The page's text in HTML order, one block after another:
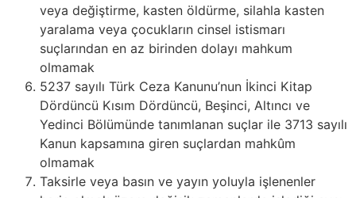
veya değiştirme, kasten öldürme, silahla kasten
yaralama veya çocukların cinsel istismarı
suçlarından en az birinden dolayı mahkum
olmamak
5237 sayılı Türk Ceza Kanunu’nun İkinci Kitap
Dördüncü Kısım Dördüncü, Beşinci, Altıncı ve
Yedinci Bölümünde tanımlanan suçlar ile 3713 sayılı
Kanun kapsamına giren suçlardan mahkûm
olmamak
Taksirle veya basın ve yayın yoluyla işlenenler